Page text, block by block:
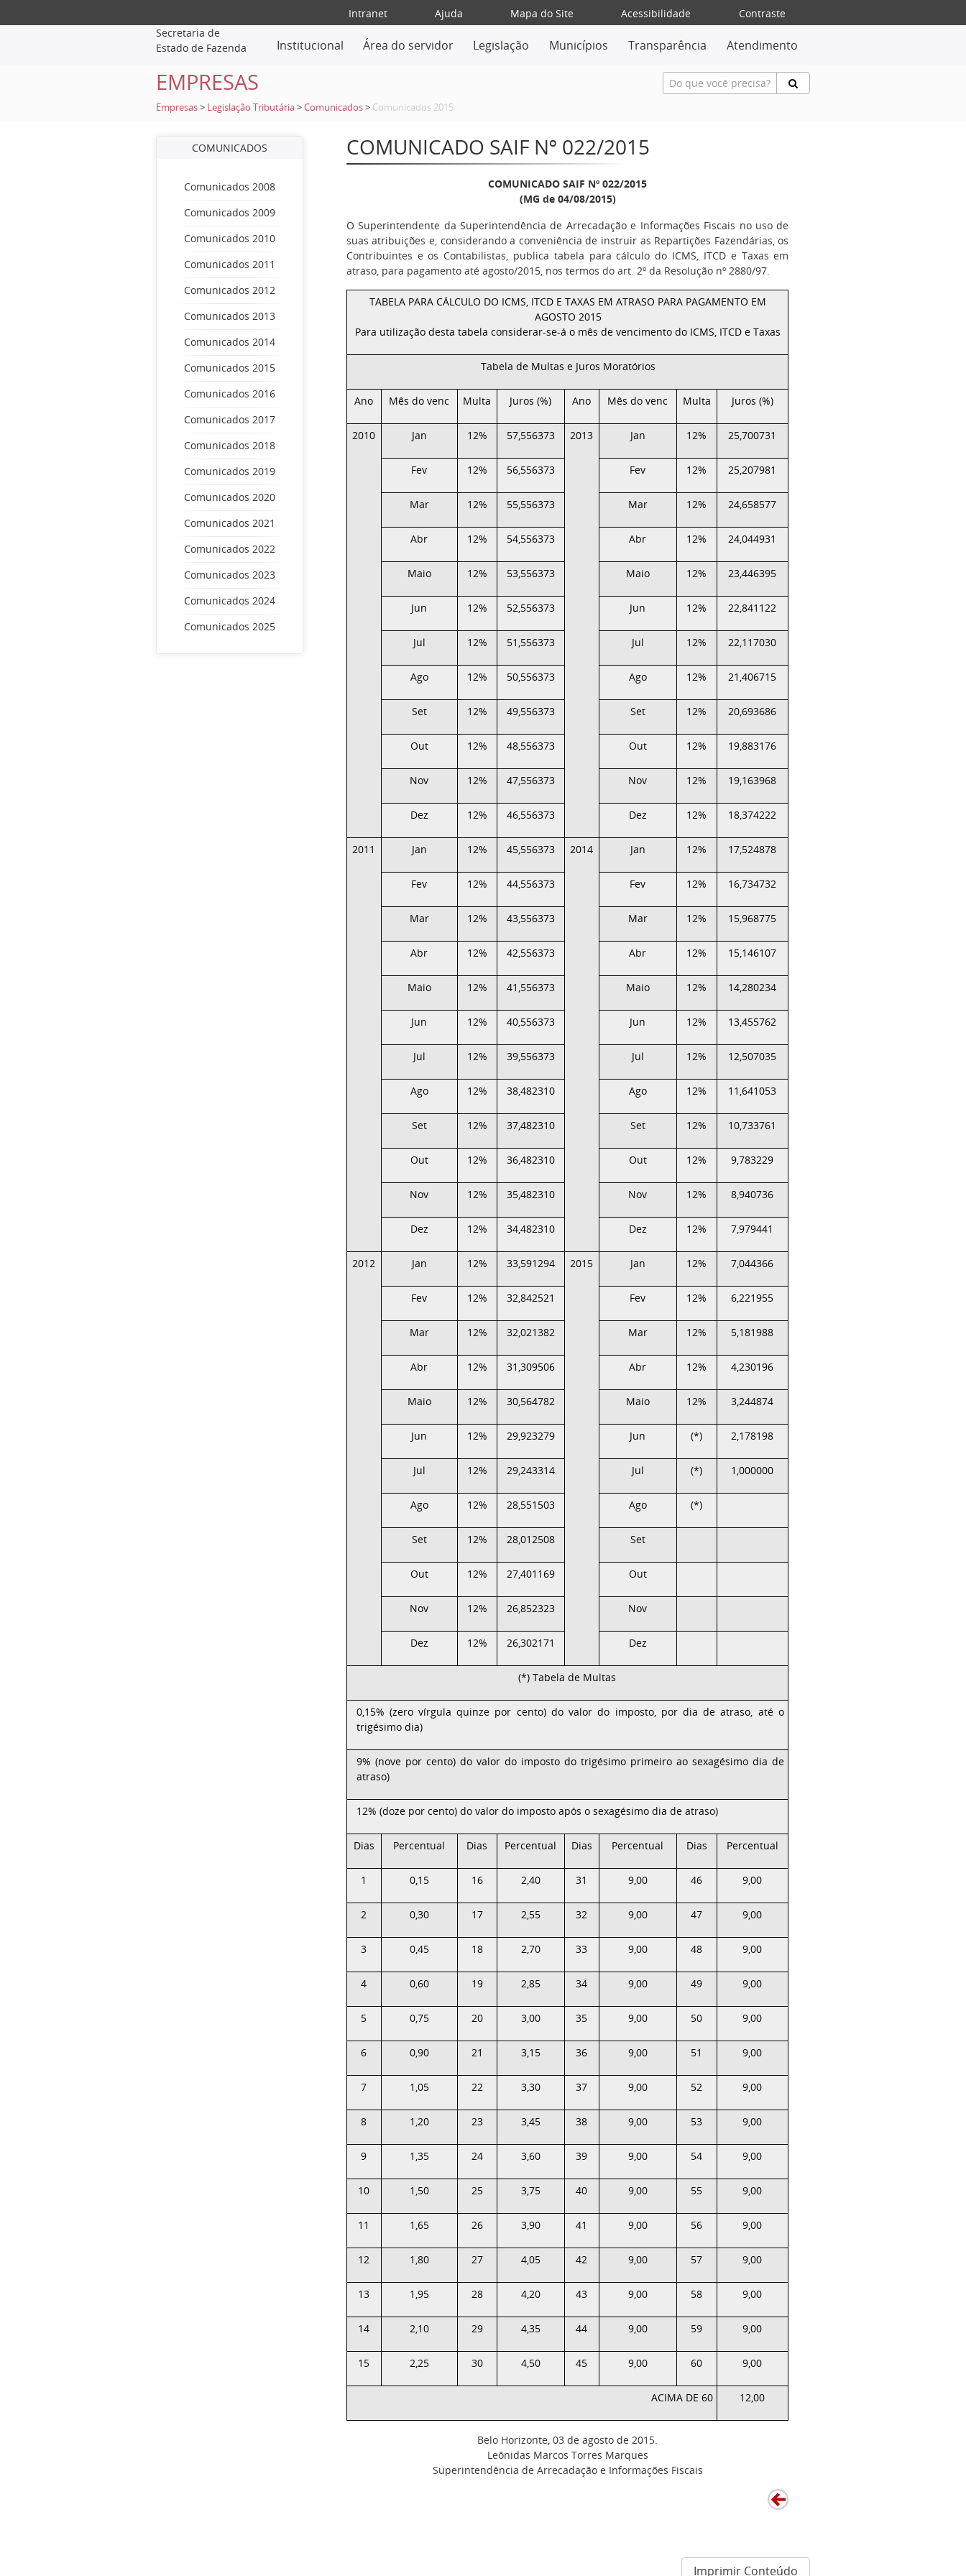
Intranet Ajuda Mapa do Site Acessibilidade
Contraste
Secretaria de
Estado de Fazenda
Institucional Área do servidor Legislação Municípios Transparência Atendimento
EMPRESAS
Empresas > Legislação Tributária >Comunicados > Comunicados 2015
COMUNICADOS
Comunicados 2008
Comunicados 2009
Comunicados 2010
Comunicados 2011
Comunicados 2012
Comunicados 2013
Comunicados 2014
Comunicados 2015
Comunicados 2016
Comunicados 2017
Comunicados 2018
Comunicados 2019
Comunicados 2020
Comunicados 2021
Comunicados 2022
Comunicados 2023
Comunicados 2024
Comunicados 2025
COMUNICADO SAIF Nº 022/2015
COMUNICADO SAIF Nº 022/2015
(MG de 04/08/2015)
O Superintendente da Superintendência de Arrecadação e Informações Fiscais no uso de
suas atribuições e, considerando a conveniência de instruir as Repartições Fazendárias, os
Contribuintes e os Contabilistas, publica tabela para cálculo do ICMS, ITCD e Taxas em
atraso, para pagamento até agosto/2015, nos termos do art. 2º da Resolução nº 2880/97.
TABELA PARA CÁLCULO DO ICMS, ITCD E TAXAS EM ATRASO PARA PAGAMENTO EM
AGOSTO 2015
Para utilização desta tabela considerar-se-á o mês de vencimento do ICMS, ITCD e Taxas
Tabela de Multas e Juros Moratórios
Ano Mês do venc Multa Juros (%) Ano Mês do venc Multa Juros (%)
2010 Jan 12% 57,556373 2013 Jan 12% 25,700731
Fev 12% 56,556373 Fev 12% 25,207981
Mar 12% 55,556373 Mar 12% 24,658577
Abr 12% 54,556373 Abr 12% 24,044931
Maio 12% 53,556373 Maio 12% 23,446395
Jun 12% 52,556373 Jun 12% 22,841122
Jul 12% 51,556373 Jul 12% 22,117030
Ago 12% 50,556373 Ago 12% 21,406715
Set 12% 49,556373 Set 12% 20,693686
Out 12% 48,556373 Out 12% 19,883176
Nov 12% 47,556373 Nov 12% 19,163968
Dez 12% 46,556373 Dez 12% 18,374222
2011 Jan 12% 45,556373 2014 Jan 12% 17,524878
Fev 12% 44,556373 Fev 12% 16,734732
Mar 12% 43,556373 Mar 12% 15,968775
Abr 12% 42,556373 Abr 12% 15,146107
Maio 12% 41,556373 Maio 12% 14,280234
Jun 12% 40,556373 Jun 12% 13,455762
Jul 12% 39,556373 Jul 12% 12,507035
Ago 12% 38,482310 Ago 12% 11,641053
Set 12% 37,482310 Set 12% 10,733761
Out 12% 36,482310 Out 12% 9,783229
Nov 12% 35,482310 Nov 12% 8,940736
Dez 12% 34,482310 Dez 12% 7,979441
2012 Jan 12% 33,591294 2015 Jan 12% 7,044366
Fev 12% 32,842521 Fev 12% 6,221955
Mar 12% 32,021382 Mar 12% 5,181988
Abr 12% 31,309506 Abr 12% 4,230196
Maio 12% 30,564782 Maio 12% 3,244874
Jun 12% 29,923279 Jun (*) 2,178198
Jul 12% 29,243314 Jul (*) 1,000000
Ago 12% 28,551503 Ago (*)
Set 12% 28,012508 Set
Out 12% 27,401169 Out
Nov 12% 26,852323 Nov
Dez 12% 26,302171 Dez
(*) Tabela de Multas
0,15% (zero vírgula quinze por cento) do valor do imposto, por dia de atraso, até o
trigésimo dia)
9% (nove por cento) do valor do imposto do trigésimo primeiro ao sexagésimo dia de
atraso)
12% (doze por cento) do valor do imposto após o sexagésimo dia de atraso)
Dias Percentual Dias Percentual Dias Percentual Dias Percentual
1 0,15 16 2,40 31 9,00 46 9,00
2 0,30 17 2,55 32 9,00 47 9,00
3 0,45 18 2,70 33 9,00 48 9,00
4 0,60 19 2,85 34 9,00 49 9,00
5 0,75 20 3,00 35 9,00 50 9,00
6 0,90 21 3,15 36 9,00 51 9,00
7 1,05 22 3,30 37 9,00 52 9,00
8 1,20 23 3,45 38 9,00 53 9,00
9 1,35 24 3,60 39 9,00 54 9,00
10 1,50 25 3,75 40 9,00 55 9,00
11 1,65 26 3,90 41 9,00 56 9,00
12 1,80 27 4,05 42 9,00 57 9,00
13 1,95 28 4,20 43 9,00 58 9,00
14 2,10 29 4,35 44 9,00 59 9,00
15 2,25 30 4,50 45 9,00 60 9,00
ACIMA DE 60 12,00
Belo Horizonte, 03 de agosto de 2015.
Leônidas Marcos Torres Marques
Superintendência de Arrecadação e Informações Fiscais
Imprimir Conteúdo